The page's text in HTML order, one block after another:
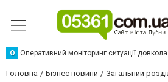
О Оперативний моніторинг ситуації
Головна Бізнес новини Загальний